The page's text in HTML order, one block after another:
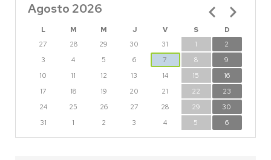
Agosto 2026
L M M J V S
D
27
28 29 30 31 1
2
3
4 5 6 7 8
9
10
11 12 13 14 15
16
17
18 19 20 21 22
23
24
25 26 27 28 29
30
31
1 2 3 4 5 6
Paginación